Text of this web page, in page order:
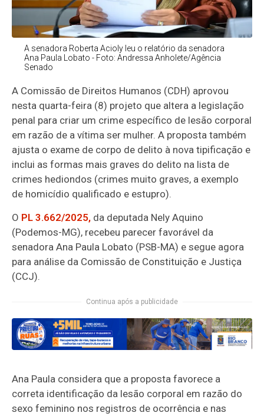
A senadora Roberta Acioly leu o relatório da senadora
Ana Paula Lobato - Foto: Andressa Anholete/Agência
Senado
A Comissão de Direitos Humanos (CDH) aprovou
nesta quarta-feira (8) projeto que altera a legislação
penal para criar um crime específico de lesão corporal
em razão de a vítima ser mulher. A proposta também
ajusta o exame de corpo de delito à nova tipificação e
inclui as formas mais graves do delito na lista de
crimes hediondos (crimes muito graves, a exemplo
de homicídio qualificado e estupro).
O PL 3.662/2025, da deputada Nely Aquino
(Podemos-MG), recebeu parecer favorável da
senadora Ana Paula Lobato (PSB-MA) e segue agora
para análise da Comissão de Constituição e Justiça
(CCJ).
Continua após a publicidade
Ana Paula considera que a proposta favorece a
correta identificação da lesão corporal em razão do
sexo feminino nos registros de ocorrência e nas